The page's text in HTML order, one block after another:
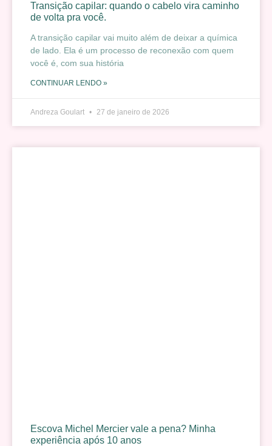
Transição capilar: quando o cabelo vira caminho
de volta pra você.
A transição capilar vai muito além de deixar a química
de lado. Ela é um processo de reconexão com quem
você é, com sua história
CONTINUAR LENDO »
Andreza Goulart 27 de janeiro de 2026
Escova Michel Mercier vale a pena? Minha
experiência após 10 anos